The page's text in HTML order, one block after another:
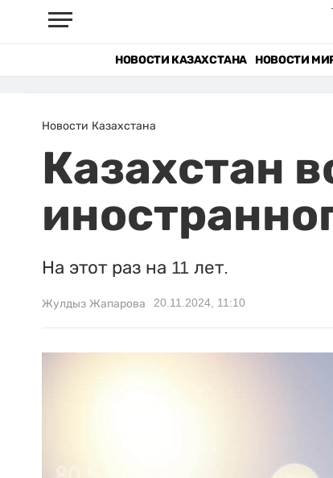
НОВОСТИ КАЗАХСТАНА НОВОСТИ
Новости Казахстана
Казахстан
На этот раз на 11 лет.
Жулдыз Жапарова 20.11.2024, 11:10